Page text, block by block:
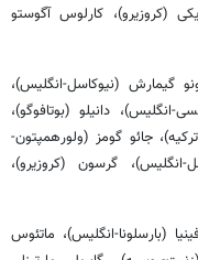
(کروزیرو)، کارلوس آگوستو
گیمارش (نیوکاسل-انگلیس)،
انگلیس)، دانیلو (بوتافوگو)،
جائو گومز (ولورهمپتون-
انگلیس)، گرسون (کروزیرو)،
(بارسلونا-انگلیس)، ماتئوس